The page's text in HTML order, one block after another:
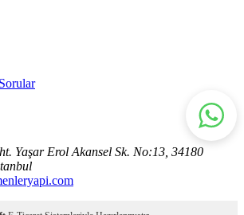
Yaşar Erol Akansel Sk. No:13, 34180